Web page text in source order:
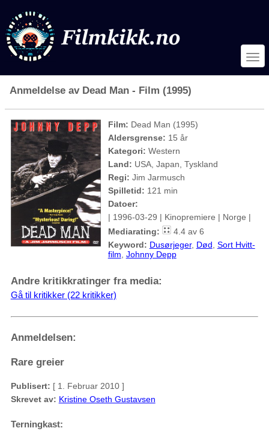
Anmeldelse av Dead Man - Film (1995)
Film: Dead Man (1995)
Aldersgrense: 15 år
Kategori: Western
Land: USA, Japan, Tyskland
Regi: Jim Jarmusch
Spilletid: 121 min
Datoer:
| 1996-03-29 | Kinopremiere | Norge |
Mediarating:
4.4 av 6
Keyword: Dusørjeger, Død Sort Hvitt-
film Johnny Depp
Andre kritikkratinger fra media:
Gå til kritikker (22 kritikker)
Anmeldelsen:
Rare greier
Publisert: [ 1. Februar 2010 ]
Skrevet av: Kristine Oseth Gustavsen
Terningkast: